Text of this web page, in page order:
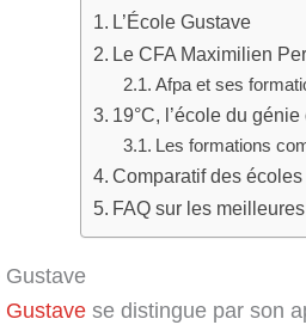
L’École Gustave
Le CFA Maximilien
Afpa et ses
19°C, l’école du
Les formations
Comparatif des
FAQ sur les
Gustave
Gustave se distingue par son